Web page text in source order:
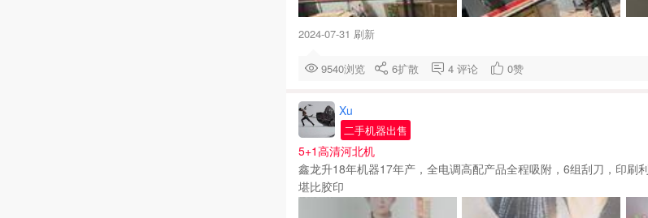
2024-07-31 刷新
9540浏览 6扩散 4 评论 0赞
Xu
二手机器出售
5+1高清河北机
鑫龙升18年机器17年产，全电调高配产品全程吸附，6组刮刀，印刷
堪比胶印